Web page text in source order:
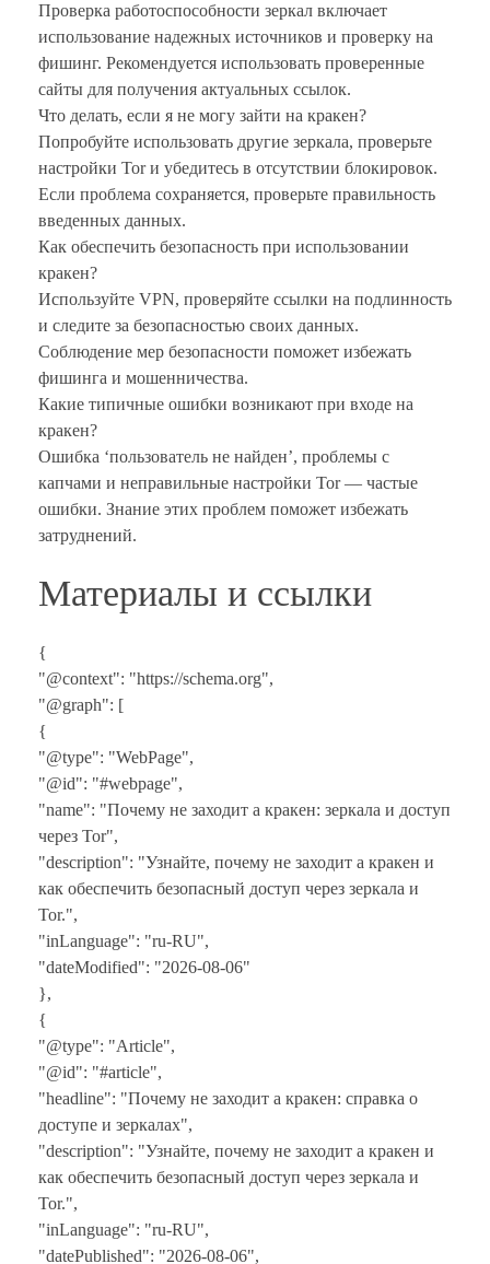
Проверка работоспособности зеркал включает
использование надежных источников и проверку на
фишинг. Рекомендуется использовать проверенные
сайты для получения актуальных ссылок.
Что делать, если я не могу зайти на кракен?
Попробуйте использовать другие зеркала, проверьте
настройки Tor и убедитесь в отсутствии блокировок.
Если проблема сохраняется, проверьте правильность
введенных данных.
Как обеспечить безопасность при использовании
кракен?
Используйте VPN, проверяйте ссылки на подлинность
и следите за безопасностью своих данных.
Соблюдение мер безопасности поможет избежать
фишинга и мошенничества.
Какие типичные ошибки возникают при входе на
кракен?
Ошибка ‘пользователь не найден’, проблемы с
капчами и неправильные настройки Tor — частые
ошибки. Знание этих проблем поможет избежать
затруднений.
Материалы и ссылки
{
"@context": "https://schema.org",
"@graph": [
{
"@type": "WebPage",
"@id": "#webpage",
"name": "Почему не заходит а кракен: зеркала и доступ
через Tor",
"description": "Узнайте, почему не заходит а кракен и
как обеспечить безопасный доступ через зеркала и
Tor.",
"inLanguage": "ru-RU",
"dateModified": "2026-08-06"
},
{
"@type": "Article",
"@id": "#article",
"headline": "Почему не заходит а кракен: справка о
доступе и зеркалах",
"description": "Узнайте, почему не заходит а кракен и
как обеспечить безопасный доступ через зеркала и
Tor.",
"inLanguage": "ru-RU",
"datePublished": "2026-08-06",